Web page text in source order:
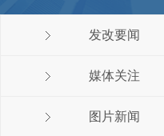
发改要闻
媒体关注
图片新闻